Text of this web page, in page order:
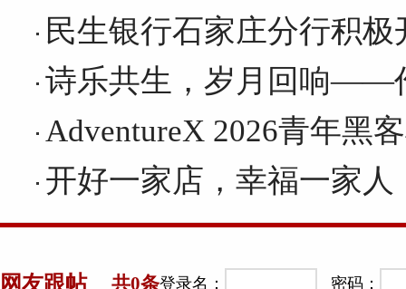
民生银行石家庄分行积
诗乐共生，岁月回响——
AdventureX 2026青年黑
开好一家店，幸福一家